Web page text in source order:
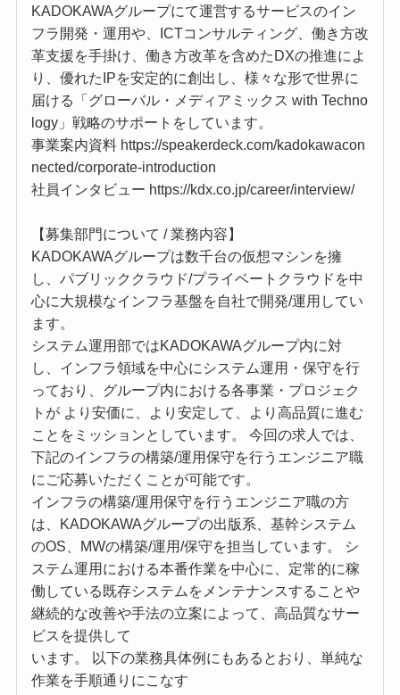
KADOKAWAグループにて運営するサービスのイン
フラ開発・運用や、ICTコンサルティング、働き方改
革支援を手掛け、働き方改革を含めたDXの推進によ
り、優れたIPを安定的に創出し、様々な形で世界に
届ける「グローバル・メディアミックス with Techno
logy」戦略のサポートをしています。
事業案内資料 https://speakerdeck.com/kadokawacon
nected/corporate-introduction
社員インタビュー https://kdx.co.jp/career/interview/
【募集部門について / 業務内容】
KADOKAWAグループは数千台の仮想マシンを擁
し、パブリッククラウド/プライベートクラウドを中
心に大規模なインフラ基盤を自社で開発/運用してい
ます。
システム運用部ではKADOKAWAグループ内に対
し、インフラ領域を中心にシステム運用・保守を行
っており、グループ内における各事業・プロジェク
トが より安価に、より安定して、より高品質に進む
ことをミッションとしています。 今回の求人では、
下記のインフラの構築/運用保守を行うエンジニア職
にご応募いただくことが可能です。
インフラの構築/運用保守を行うエンジニア職の方
は、KADOKAWAグループの出版系、基幹システム
のOS、MWの構築/運用/保守を担当しています。 シ
ステム運用における本番作業を中心に、定常的に稼
働している既存システムをメンテナンスすることや
継続的な改善や手法の立案によって、高品質なサー
ビスを提供して
います。 以下の業務具体例にもあるとおり、単純な
作業を手順通りにこなす